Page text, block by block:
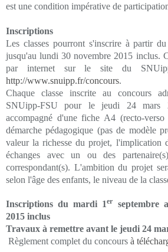
est une condition impérative de
Inscriptions
Les classes pourront s'inscrire à partir
jusqu'au lundi 30 novembre 2015 inclus.
par internet sur le site du
http://www.snuipp.fr/concours.
Chaque classe inscrite au concours
SNUipp-FSU pour le jeudi 24 mars
accompagné d'une fiche A4 (recto-
démarche pédagogique (pas de modèle
valeur la richesse du projet, l'implication
échanges avec un ou des
correspondant(s). L'ambition du projet
selon l'âge des enfants, le niveau de la
Inscriptions du mardi 1er
septembre
2015 inclus
Travaux à remettre avant le jeudi 24
Règlement complet du concours à